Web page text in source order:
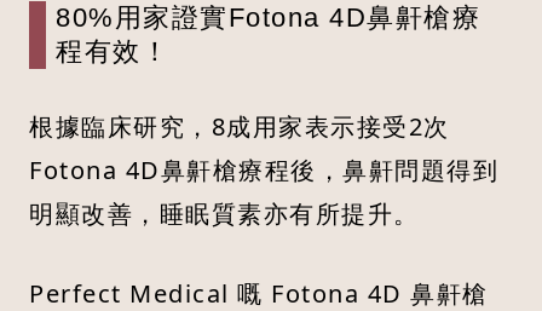
80%用家證實Fotona 4D鼻鼾槍療
程有效！
根據臨床研究，8成用家表示接受2次
Fotona 4D鼻鼾槍療程後，鼻鼾問題得到
明顯改善，睡眠質素亦有所提升。
Perfect Medical 嘅 Fotona 4D 鼻鼾槍